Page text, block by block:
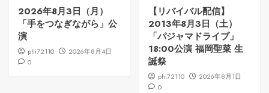
2026年8月3日（月）
「手をつなぎながら」公
演
phi72110
2026年8月4日
0
【リバイバル配信】
2013年8月3日（土）
「パジャマドライブ」
18:00公演 福岡聖菜 生
誕祭
phi72110
2026年8月1日
0